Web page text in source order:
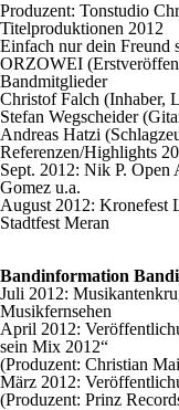
Produzent: Tonstudio
Titelproduktionen 2012
Einfach nur dein Freund
ORZOWEI
Bandmitglieder
Christof Falch (Inhaber,
Stefan Wegscheider
Andreas Hatzi
Referenzen/Highlights
Sept. 2012: Nik P. Open
Gomez u.a.
August 2012: Kronefest
Stadtfest Meran
Bandinformation
Juli 2012:
Musikfernsehen
April 2012:
sein Mix 2012“
(Produzent: Christian
März 2012:
(Produzent: Prinz